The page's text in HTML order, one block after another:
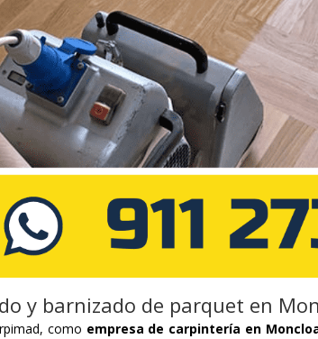
y barnizado de parquet en
como empresa de carpintería en